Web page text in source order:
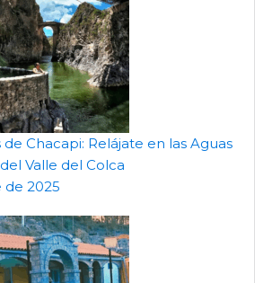
Chacapi: Relájate en las Aguas
del Valle del Colca
de 2025